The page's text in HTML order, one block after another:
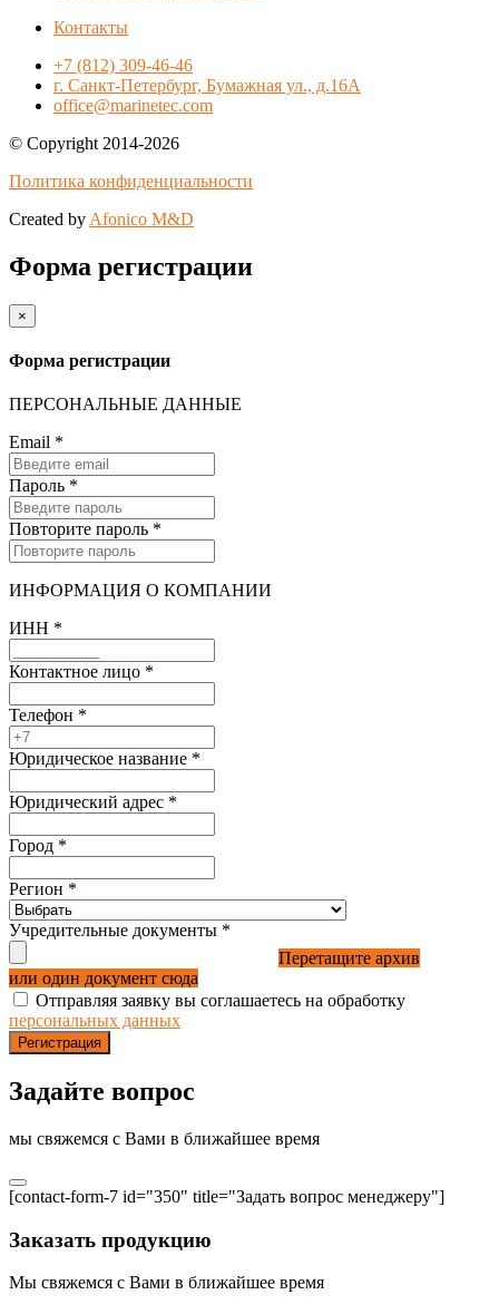
Контакты
+7 (812) 309-46-46
г. Санкт-Петербург, Бумажная ул., д.16А
office@marinetec.com
© Copyright 2014-2026
Политика конфиденциальности
Created by Afonico M&D
Форма регистрации
×
Форма регистрации
ПЕРСОНАЛЬНЫЕ ДАННЫЕ
Email *
Пароль *
Повторите пароль *
ИНФОРМАЦИЯ О КОМПАНИИ
ИНН *
Контактное лицо *
Телефон *
Юридическое название *
Юридический адрес *
Город *
Регион *
Учредительные документы *
Перетащите архив
или один документ сюда
Отправляя заявку вы соглашаетесь на обработку
персональных данных
Регистрация
Задайте вопрос
мы свяжемся с Вами в ближайшее время
[contact-form-7 id="350" title="Задать вопрос менеджеру"]
Заказать продукцию
Мы свяжемся с Вами в ближайшее время